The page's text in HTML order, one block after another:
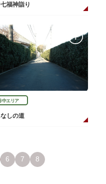
福神詣り
中エリア
なしの道
6 7 8